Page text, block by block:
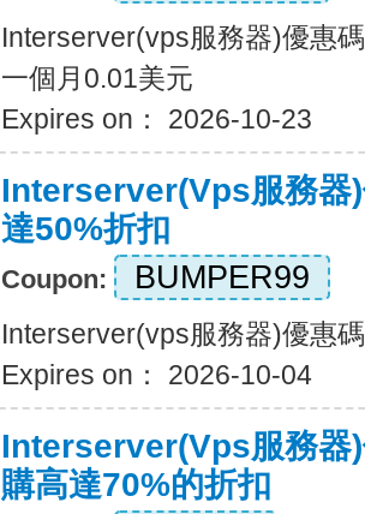
Interserver(vps服務器)優惠
一個月0.01美元
Expires on： 2026-10-23
Interserver(vps服務器
達50%折扣
Coupon: BUMPER99
Interserver(vps服務器)優惠
Expires on： 2026-10-04
Interserver(vps服務器
購高達70%的折扣